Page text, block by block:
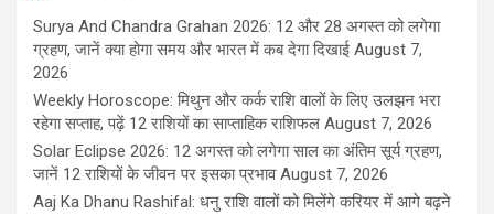
Surya And Chandra Grahan 2026: 12 और 28 अगस्त को लगेगा
ग्रहण, जानें क्या होगा समय और भारत में कब देगा दिखाई August 7,
2026
Weekly Horoscope: मिथुन और कर्क राशि वालों के लिए उलझन भरा
रहेगा सप्ताह, पढ़ें 12 राशियों का साप्ताहिक राशिफल August 7, 2026
Solar Eclipse 2026: 12 अगस्त को लगेगा साल का अंतिम सूर्य ग्रहण,
जानें 12 राशियों के जीवन पर इसका प्रभाव August 7, 2026
Aaj Ka Dhanu Rashifal: धनु राशि वालों को मिलेंगे करियर में आगे बढ़ने